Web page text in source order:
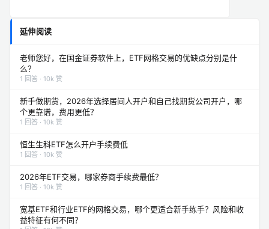
延伸阅读
老师您好，在国金证券软件上，ETF网格交易的优缺点分别是什
么？
1 回答 · 10k 赞
新手做期货，2026年选择居间人开户和自己找期货公司开户，哪
个更靠谱，费用更低？
1 回答 · 10k 赞
恒生生科ETF怎么开户手续费低
1 回答 · 10k 赞
2026年ETF交易，哪家券商手续费最低？
1 回答 · 10k 赞
宽基ETF和行业ETF的网格交易，哪个更适合新手练手？风险和收
益特征有何不同？